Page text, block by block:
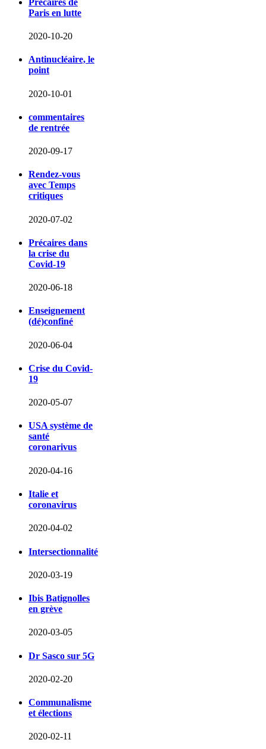
Paris en lutte
2020-10-20
Antinucléaire, le
point
2020-10-01
commentaires
de rentrée
2020-09-17
Rendez-vous
avec Temps
critiques
2020-07-02
Précaires dans
la crise du
Covid-19
2020-06-18
Enseignement
(dé)confiné
2020-06-04
Crise du Covid-
19
2020-05-07
USA système de
santé
coronarivus
2020-04-16
Italie et
coronavirus
2020-04-02
Intersectionnalité
2020-03-19
Ibis Batignolles
en grève
2020-03-05
Dr Sasco sur 5G
2020-02-20
Communalisme
et élections
2020-02-11